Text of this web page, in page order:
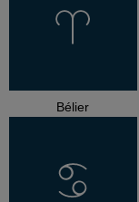
Bélier